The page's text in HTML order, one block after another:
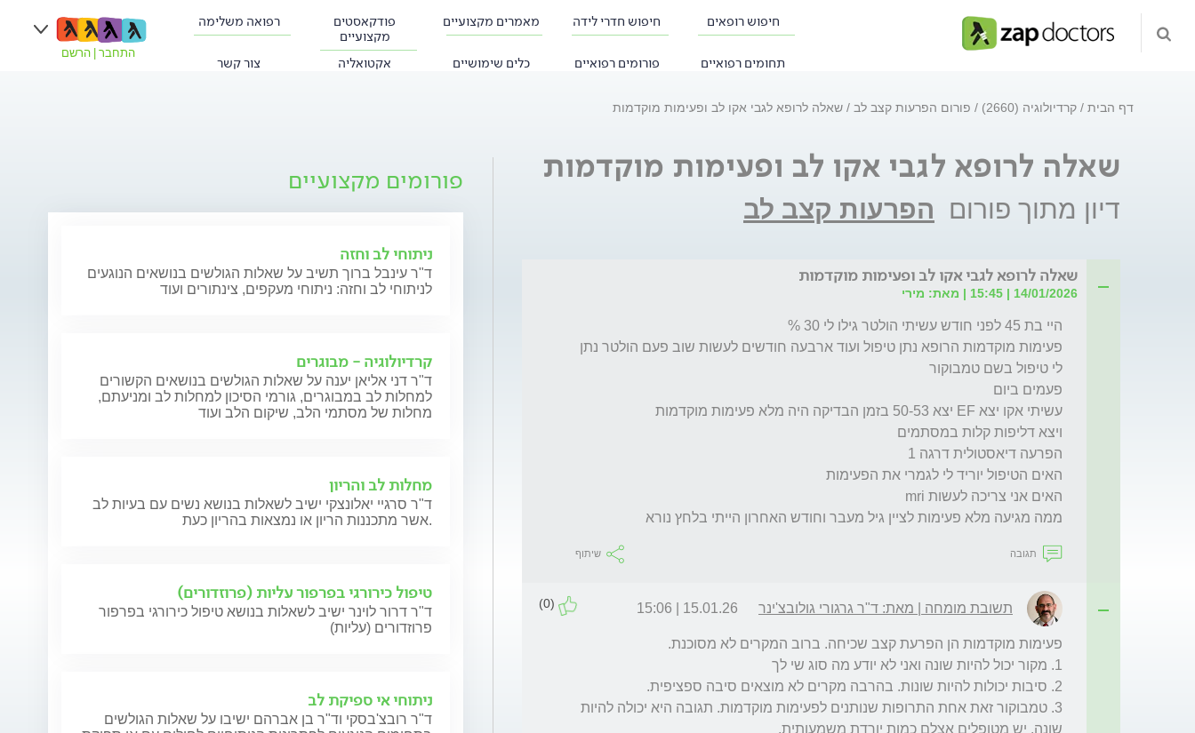
חיפוש רופאים חיפוש חדרי לידה מאמרים מקצועיים
פודקאסטים
מקצועיים
רפואה משלימה
תחומים רפואיים פורומים רפואיים כלים שימושיים אקטואליה צור קשר
התחבר הרשם
דף הבית קרדיולוגיה (2660) פורום הפרעות קצב לב שאלה לרופא לגבי אקו לב ופעימות מוקדמות
שאלה לרופא לגבי אקו לב ופעימות מוקדמות
דיון מתוך פורום הפרעות קצב לב
שאלה לרופא לגבי אקו לב ופעימות מוקדמות
14/01/2026 | 15:45 | מאת: מירי
ממה מגיעה מלא פעימות לציין גיל מעבר וחודש האחרון הייתי בלחץ נורא
תגובה שיתוף
תשובת מומחה | מאת: ד"ר גרגורי גולובצ'ינר 15.01.26 | 15:06
(0)
פורומים מקצועיים
ניתוחי לב וחזה
ד"ר עינבל ברוך תשיב על שאלות הגולשים בנושאים הנוגעים
לניתוחי לב וחזה: ניתוחי מעקפים, צינתורים ועוד
קרדיולוגיה - מבוגרים
ד"ר דני אליאן יענה על שאלות הגולשים בנושאים הקשורים
למחלות לב במבוגרים, גורמי הסיכון למחלות לב ומניעתם,
מחלות של מסתמי הלב, שיקום הלב ועוד
מחלות לב והריון
ד"ר סרגיי יאלונצקי ישיב לשאלות בנושא נשים עם בעיות לב
אשר מתכננות הריון או נמצאות בהריון כעת.
טיפול כירורגי בפרפור עליות (פרוזדורים)
ד"ר דרור לוינר ישיב לשאלות בנושא טיפול כירורגי בפרפור
פרוזדורים (עליות)
ניתוחי אי ספיקת לב
ד"ר רובצ'בסקי וד"ר בן אברהם ישיבו על שאלות הגולשים